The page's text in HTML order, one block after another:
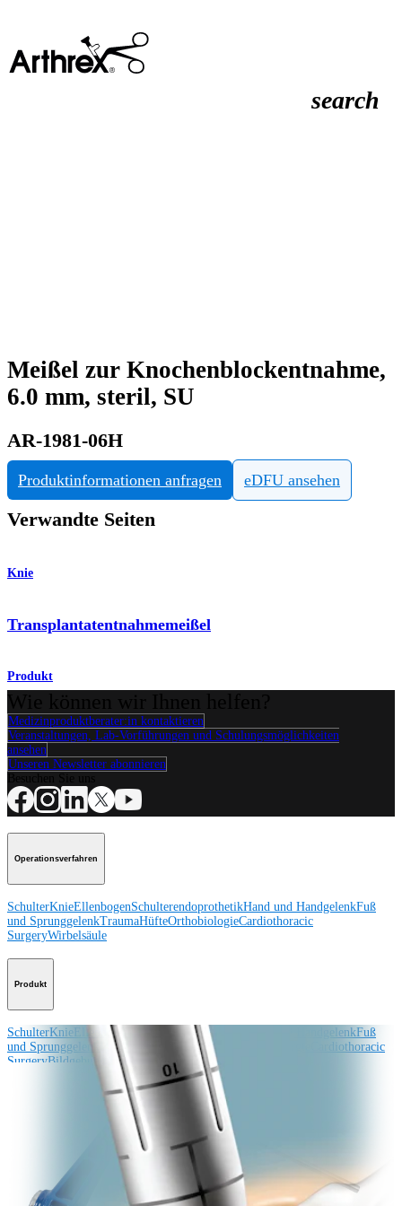
search
Meißel zur Knochenblockentnahme,
6.0 mm, steril, SU
AR-1981-06H
Produktinformationen anfragen eDFU ansehen
Verwandte Seiten
Knie
Transplantatentnahmemeißel
Produkt
Medizinproduktberater:in kontaktieren
Veranstaltungen, Lab-Vorführungen und Schulungsmöglichkeiten
ansehen
Unseren Newsletter abonnieren
Operationsverfahren
SchulterKnieEllenbogenSchulterendoprothetikHand und HandgelenkFuß
und SprunggelenkTraumaHüfteOrthobiologieCardiothoracic
SurgeryWirbelsäule
Produkt
SchulterKnie Ellenbogen Schulterendoprothetik Hand und HandgelenkFuß
und Sprunggelenk
Hüfte OrthobiologieHerz-Thoraxchirurgie
Cardiothoracic
SurgeryBildgebung & Resektion
Kursbeschreibungen
Schulungen &
ArthroLab™-Standorte
Unser klinisches Personal stellt sich
OrthoPedia